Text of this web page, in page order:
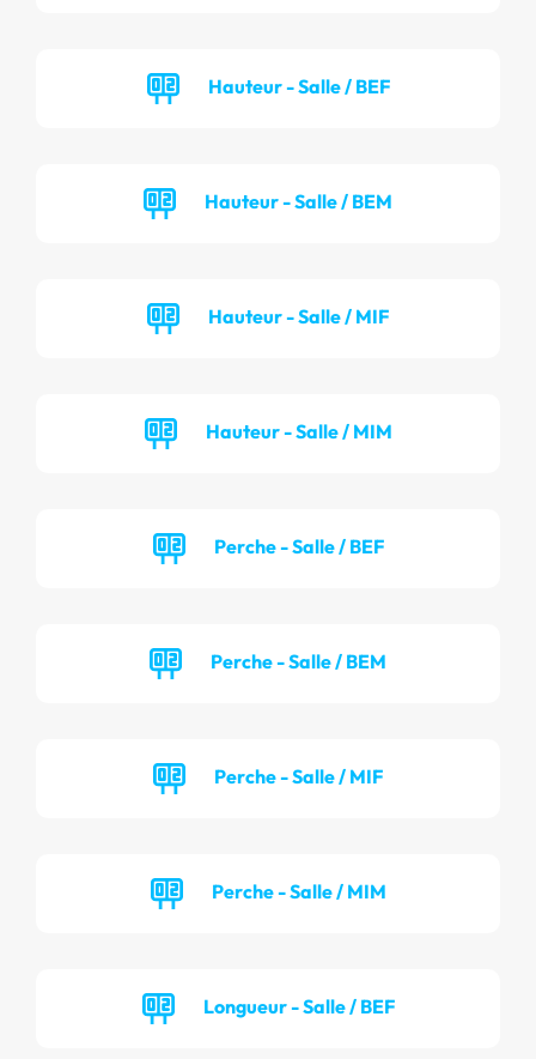
Hauteur - Salle / BEF
Hauteur - Salle / BEM
Hauteur - Salle / MIF
Hauteur - Salle / MIM
Perche - Salle / BEF
Perche - Salle / BEM
Perche - Salle / MIF
Perche - Salle / MIM
Longueur - Salle / BEF